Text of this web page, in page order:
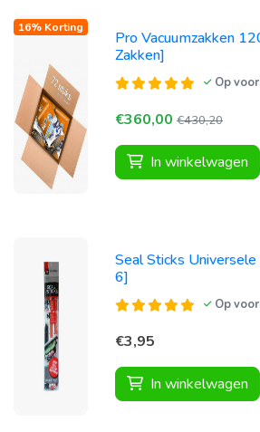
16% Korting
Pro Vacuumzakken
Zakken]
Op
€360,00 €430,20
In winkelwagen
Seal Sticks
6]
Op
€3,95
In winkelwagen